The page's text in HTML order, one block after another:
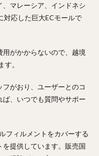
マレーシア、インドネシ
対応した巨大ECモールで
がかからないので、越境
。
がおり、ユーザーとのコ
ば、いつでも質問やサポー
フィルメントをカバーする
提供しています。販売国